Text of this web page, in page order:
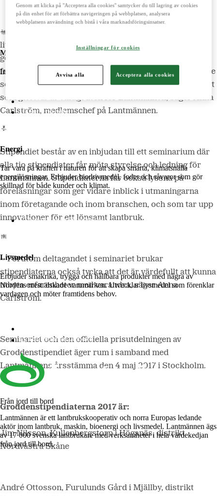
LM2
Odla
Maskiner
Importerar, marknadsför, säljer och underhåller lantbruksmaskiner.
Begagnatbörsen
Butik på nätet
Energi
Tar vara på kraften i naturen för att skapa smarta, klimatsnälla
energilösningar. Erbjuder biodrivmedel, foder och råvaror som gör
skillnad för både kunder och klimat.
Lantmännen Biorefineries
Livsmedel
Erbjuder smakrika, trygga och hållbara produkter med några av
Nordens mest älskade varumärken. Utvecklar livsmedel som förenklar
vardagen och möter framtidens behov.
Lantmännen Unibake
Från jord till bord
Lantmännen är ett lantbrukskooperativ och norra Europas ledande
aktör inom lantbruk, maskin, bioenergi och livsmedel. Lantmännen ägs
av 17 000 svenska lantbrukare med verksamheter i hela värdekedjan
från jord till bord.
– Utveckling och innovation är avgörande för ett
livskraftigt lantbruk i Sverige. Därför vill vi lyfta fram
goda exempel, runtom i hela landet, som bidrar till
framtidens lantbruk. Det handlar om kreativa företagare
som utvecklat sin verksamhet i en positiv riktning, något
som givetvis är viktigt även för Lantmännen, säger Anna
Carlström, medlemschef på Lantmännen.
Stipendiet består av en inbjudan till ett seminarium där
alla tio stipendiater får möta styrelse och ledning för
Lantmännen. Stipendiaterna får också lyssna på
föreläsningar som ger vidare inblick i utmaningarna
inom företagande och inom branschen, och som tar upp
innovationer för ett lönsamt lantbruk.
– Förutom deltagandet i seminariet brukar
stipendiaterna också tycka att det är värdefullt att kunna
utbyta erfarenheter med varandra, säger Anna
Carlström.
Seminariet och den officiella prisutdelningen av
Groddenstipendiet äger rum i samband med
Lantmännens årsstämma den 4 maj 2017 i Stockholm.
Groddenstipendiaterna 2017 är:
Jim Nilsson, Kullenbergstorp i Höganäs, distrikt
Nordvästra Skåne
André Ottosson, Furulunds Gård i Mjällby, distrikt
Genom att klicka på "Acceptera alla cookies" samtycker du till lagring av cookies
på din enhet för att förbättra navigeringen på webbplatsen, analysera
webbplatsens användning och bistå i våra marknadsföringsinsatser.
Inställningar för cookies
Avvisa alla Acceptera alla cookies